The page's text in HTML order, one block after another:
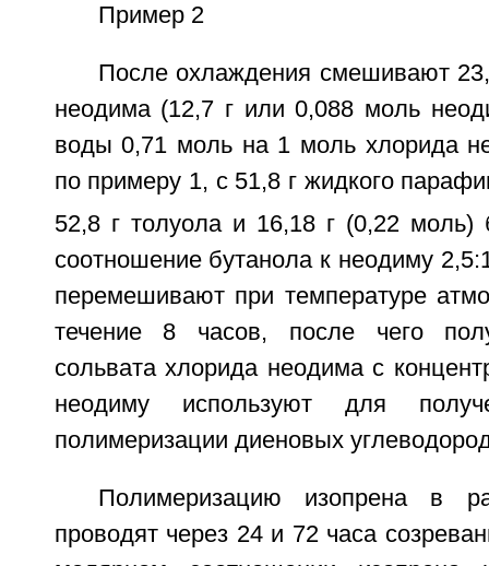
Пример 2
После охлаждения смешивают
неодима (12,7 г или 0,088 моль
воды 0,71 моль на 1 моль хлорида
по примеру 1, с 51,8 г жидкого
52,8 г толуола и 16,18 г (0,22 моль)
соотношение бутанола к неодиму
перемешивают при температуре
течение 8 часов, после чего
сольвата хлорида неодима с
неодиму используют для
полимеризации диеновых
Полимеризацию изопрена в
проводят через 24 и 72 часа